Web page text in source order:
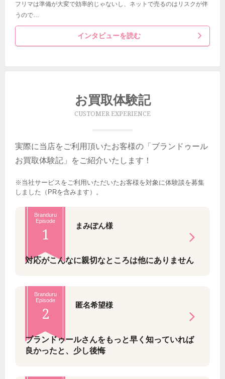
フリマは準備が大変で効率的じゃないし、ネットで売るのはリスクが伴
うので…
インタビューを読む
お買取体験記
CUSTOMER EXPERIENCE
実際に当店をご利用頂いたお客様の「ブランドゥール
お買取体験記」をご紹介いたします！
※当社サービスをご利用いただいたお客様を対象に体験談を募集
しました（PRを含みます）。
Branduru
Episode
1 まみぽん様
対応がこんなに親切なところは他にありません
Branduru
Episode
2 匿名希望様
ブランドゥールさんをもっと早く知っていれば
良かったと、少し後悔